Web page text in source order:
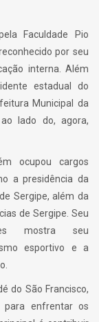
Faculdade Pio
por seu
interna. Além
estadual do
Municipal da
lado do, agora,
ocupou cargos
a presidência da
Sergipe, além da
de Sergipe. Seu
mostra seu
esportivo e a
do São Francisco,
para enfrentar os